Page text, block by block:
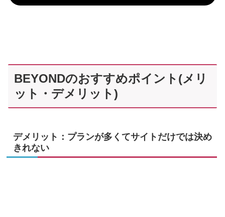
BEYONDのおすすめポイント(メリ
ット・デメリット)
デメリット：プランが多くてサイトだけでは決め
きれない